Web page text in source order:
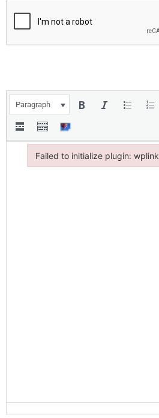
Paragraph
Failed to initialize plugin: wplink
Failed to initialize plugin: wplink